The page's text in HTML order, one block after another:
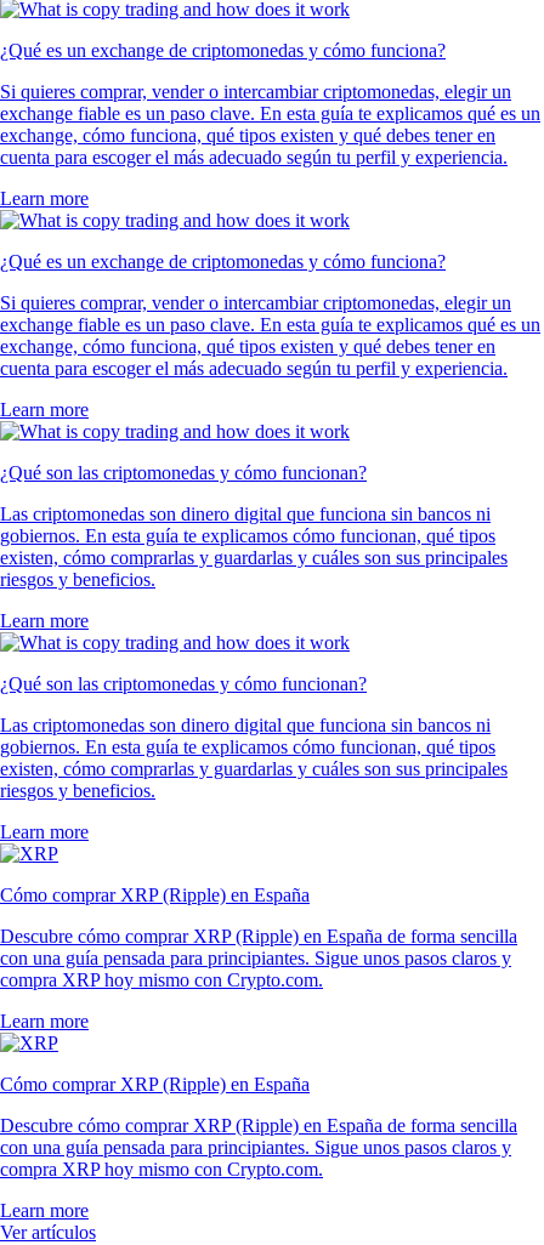
¿Qué es un exchange de criptomonedas y cómo funciona?
Si quieres comprar, vender o intercambiar criptomonedas, elegir un
exchange fiable es un paso clave. En esta guía te explicamos qué es un
exchange, cómo funciona, qué tipos existen y qué debes tener en
cuenta para escoger el más adecuado según tu perfil y experiencia.
Learn more
¿Qué es un exchange de criptomonedas y cómo funciona?
Si quieres comprar, vender o intercambiar criptomonedas, elegir un
exchange fiable es un paso clave. En esta guía te explicamos qué es un
exchange, cómo funciona, qué tipos existen y qué debes tener en
cuenta para escoger el más adecuado según tu perfil y experiencia.
Learn more
¿Qué son las criptomonedas y cómo funcionan?
Las criptomonedas son dinero digital que funciona sin bancos ni
gobiernos. En esta guía te explicamos cómo funcionan, qué tipos
existen, cómo comprarlas y guardarlas y cuáles son sus principales
riesgos y beneficios.
Learn more
¿Qué son las criptomonedas y cómo funcionan?
Las criptomonedas son dinero digital que funciona sin bancos ni
gobiernos. En esta guía te explicamos cómo funcionan, qué tipos
existen, cómo comprarlas y guardarlas y cuáles son sus principales
riesgos y beneficios.
Learn more
Cómo comprar XRP (Ripple) en España
Descubre cómo comprar XRP (Ripple) en España de forma sencilla
con una guía pensada para principiantes. Sigue unos pasos claros y
compra XRP hoy mismo con Crypto.com.
Learn more
Cómo comprar XRP (Ripple) en España
Descubre cómo comprar XRP (Ripple) en España de forma sencilla
con una guía pensada para principiantes. Sigue unos pasos claros y
compra XRP hoy mismo con Crypto.com.
Learn more
Ver artículos